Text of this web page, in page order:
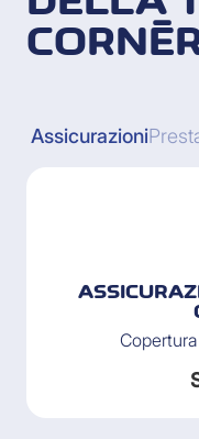
Assicurazioni